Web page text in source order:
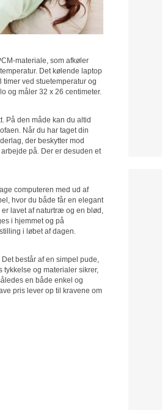
materiale, som afkøler
Det kølende laptop
ved stuetemperatur og
og måler 32 x 26 centimeter.
På den måde kan du altid
Når du har taget din
der beskytter mod
på. Der er desuden et
computeren med ud af
hvor du både får en elegant
lavet af naturtræ og en blød,
i hjemmet og på
i løbet af dagen.
består af en simpel pude,
tykkelse og materialer sikrer,
en både enkel og
pris lever op til kravene om